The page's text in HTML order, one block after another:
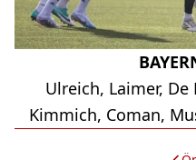
Ulreich, Laimer, De
Kimmich, Coman,